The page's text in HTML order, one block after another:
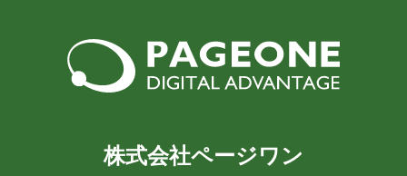
株式会社ページワン